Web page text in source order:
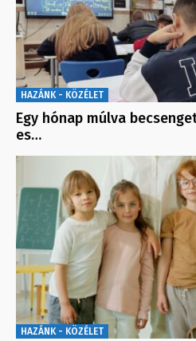
HAZÁNK - KÖZÉLET
Egy hónap múlva
es…
HAZÁNK - KÖZÉLET